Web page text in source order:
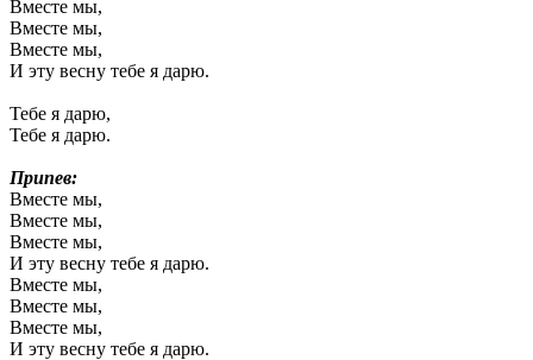
Вместе мы,
Вместе мы,
Вместе мы,
И эту весну тебе я дарю.
Тебе я дарю,
Тебе я дарю.
Припев:
Вместе мы,
Вместе мы,
Вместе мы,
И эту весну тебе я дарю.
Вместе мы,
Вместе мы,
Вместе мы,
И эту весну тебе я дарю.